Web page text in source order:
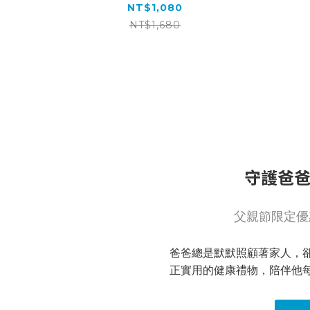
NT$1,080
NT$1,680
守護爸
父親節限定
爸爸總是默默照顧著家人，
正實用的健康禮物，陪伴他